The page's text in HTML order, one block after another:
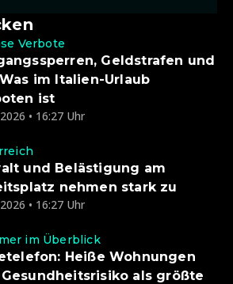
Verbote
Geldstrafen und
Was im Italien-Urlaub
ist
• 16:27 Uhr
und Belästigung am
nehmen stark zu
• 16:27 Uhr
im Überblick
Heiße Wohnungen
als größte